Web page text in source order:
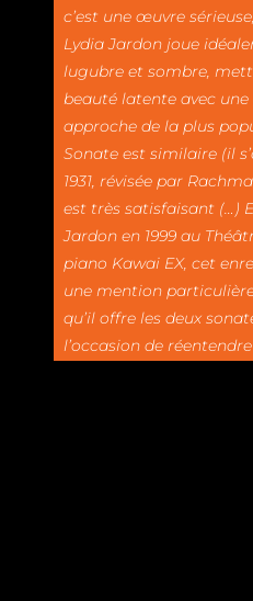
c’est une œuvre
Lydia Jardon joue
lugubre et sombre,
beauté latente avec
approche de la plus
Sonate est similaire (il
1931, révisée par
est très satisfaisant (…)
Jardon en 1999 au
piano Kawai EX, cet
une mention
qu’il offre les deux
l’occasion de